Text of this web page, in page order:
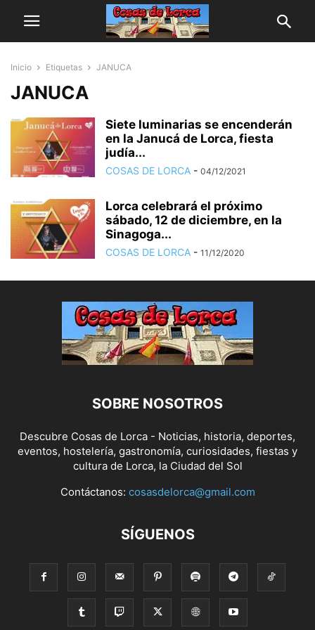
Inicio Etiquetas JANUCA
JANUCA
Siete luminarias se encenderán
en la Janucá de Lorca, fiesta
judía...
COSAS DE LORCA - 04/12/2021
Lorca celebrará el próximo
sábado, 12 de diciembre, en la
Sinagoga...
COSAS DE LORCA - 11/12/2020
SOBRE NOSOTROS
Descubre Cosas de Lorca - Noticias, historia, deportes,
eventos, hostelería, gastronomía, curiosidades, fiestas y
cultura de Lorca, la Ciudad del Sol
Contáctanos: cosasdelorca@gmail.com
SÍGUENOS